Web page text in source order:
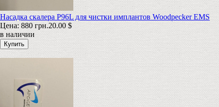
Насадка скалера P96L для чистки имплантов Woodpecker EMS
Цена:880 грн.20.00 $
в наличии